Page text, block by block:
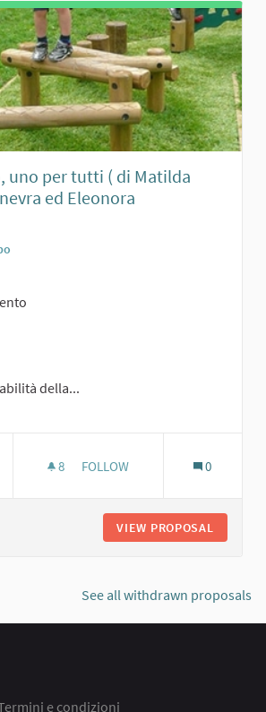
uno per tutti ( di Matilda
ed Eleonora
della...
8 8 FOLLOWERS
FOLLOW 0
VIEW PROPOSAL
See all withdrawn proposals
e condizioni